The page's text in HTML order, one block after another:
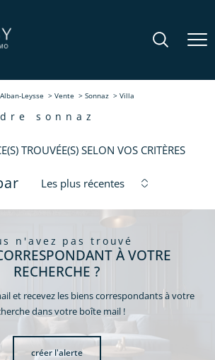
Leysse Vente Sonnaz Villa
sonnaz
TROUVÉE(S) SELON VOS CRITÈRES
Les plus récentes
n'avez pas trouvé
À VOTRE
RECHERCHE ?
et recevez les biens correspondants à votre
dans votre boîte mail !
créer l'alerte